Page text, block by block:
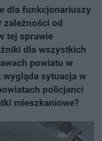
dla funkcjonariuszy
zależności od
tej sprawie
dla wszystkich
powiatu w
sytuacja w
policjanci
mieszkaniowe?